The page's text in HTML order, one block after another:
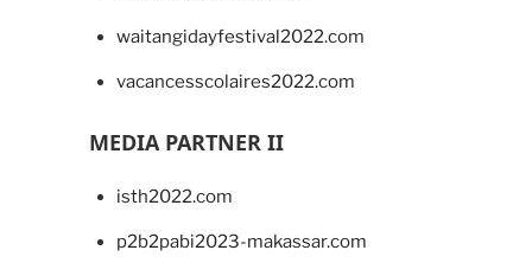
waitangidayfestival2022.com
vacancesscolaires2022.com
MEDIA PARTNER II
isth2022.com
p2b2pabi2023-makassar.com